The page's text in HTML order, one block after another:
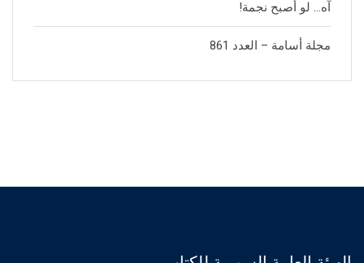
آه… لو أصبح نجمة!
مجلة أسامة – العدد 861